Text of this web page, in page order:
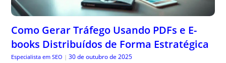
Como Gerar Tráfego Usando PDFs e E-
books Distribuídos de Forma Estratégica
Especialista em SEO | 30 de outubro de 2025